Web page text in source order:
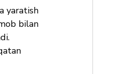
yaratish
bilan